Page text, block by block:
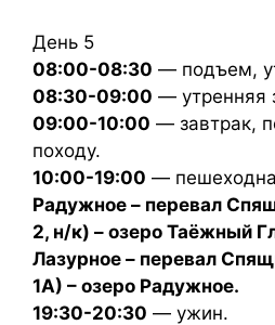
День 5
08:00-08:30 — подъем,
08:30-09:00 — утренняя
09:00-10:00 — завтрак,
походу.
10:00-19:00 —
Радужное – перевал
2, н/к) – озеро Таёжный
Лазурное – перевал
1А) – озеро Радужное.
19:30-20:30 — ужин.